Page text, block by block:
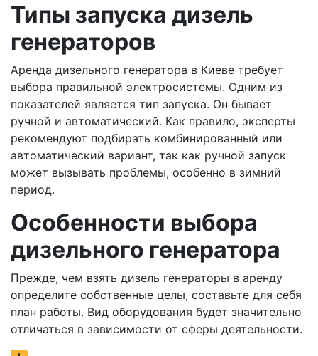
Типы запуска дизель
генераторов
Аренда дизельного генератора в Киеве требует
выбора правильной электросистемы. Одним из
показателей является тип запуска. Он бывает
ручной и автоматический. Как правило, эксперты
рекомендуют подбирать комбинированный или
автоматический вариант, так как ручной запуск
может вызывать проблемы, особенно в зимний
период.
Особенности выбора
дизельного генератора
Прежде, чем взять дизель генераторы в аренду
определите собственные целы, составьте для себя
план работы. Вид оборудования будет значительно
отличаться в зависимости от сферы деятельности.